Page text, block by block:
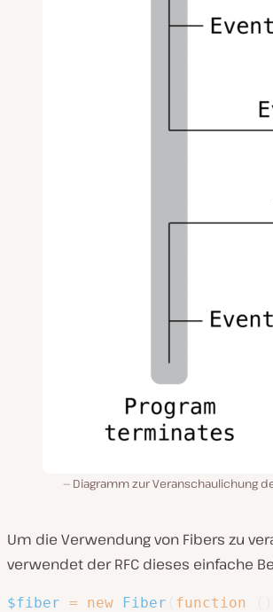
Diagramm zur Veranschaulichung
Um die Verwendung von Fibers zu
verwendet der RFC dieses einfache
$fiber = new Fiber function